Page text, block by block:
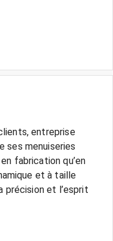
entreprise
ses menuiseries
fabrication qu’en
et à taille
précision et l’esprit